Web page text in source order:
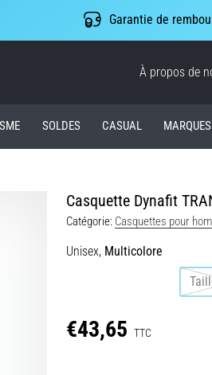
Garantie de
À propos de
SOLDES CASUAL MARQUES
Casquette Dynafit
Catégorie: Casquettes pour
Unisex, Multicolore
€43,65 TTC